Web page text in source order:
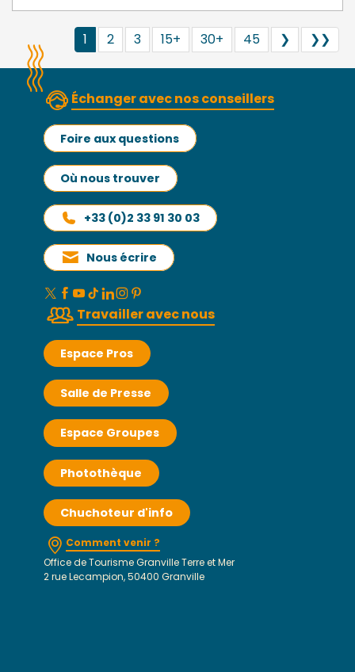
1 2 3 15+ 30+ 45 ❯ ❯❯
Échanger avec nos conseillers
Foire aux questions
Où nous trouver
+33 (0)2 33 91 30 03
Nous écrire
Travailler avec nous
Espace Pros
Salle de Presse
Espace Groupes
Photothèque
Chuchoteur d'info
Comment venir ?
Office de Tourisme Granville Terre et Mer
2 rue Lecampion, 50400 Granville